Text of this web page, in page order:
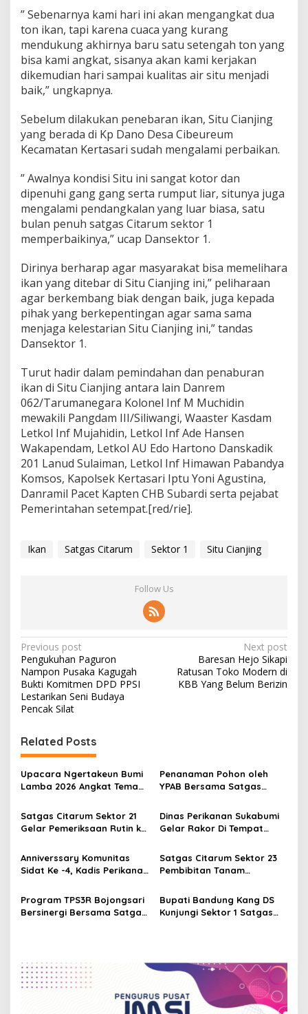
” Sebenarnya kami hari ini akan mengangkat dua
ton ikan, tapi karena cuaca yang kurang
mendukung akhirnya baru satu setengah ton yang
bisa kami angkat, sisanya akan kami kerjakan
dikemudian hari sampai kualitas air situ menjadi
baik,” ungkapnya.
Sebelum dilakukan penebaran ikan, Situ Cianjing
yang berada di Kp Dano Desa Cibeureum
Kecamatan Kertasari sudah mengalami perbaikan.
” Awalnya kondisi Situ ini sangat kotor dan
dipenuhi gang gang serta rumput liar, situnya juga
mengalami pendangkalan yang luar biasa, satu
bulan penuh satgas Citarum sektor 1
memperbaikinya,” ucap Dansektor 1.
Dirinya berharap agar masyarakat bisa memelihara
ikan yang ditebar di Situ Cianjing ini,” peliharaan
agar berkembang biak dengan baik, juga kepada
pihak yang berkepentingan agar sama sama
menjaga kelestarian Situ Cianjing ini,” tandas
Dansektor 1.
Turut hadir dalam pemindahan dan penaburan
ikan di Situ Cianjing antara lain Danrem
062/Tarumanegara Kolonel Inf M Muchidin
mewakili Pangdam III/Siliwangi, Waaster Kasdam
Letkol Inf Mujahidin, Letkol Inf Ade Hansen
Wakapendam, Letkol AU Edo Hartono Danskadik
201 Lanud Sulaiman, Letkol Inf Himawan Pabandya
Komsos, Kapolsek Kertasari Iptu Yoni Agustina,
Danramil Pacet Kapten CHB Subardi serta pejabat
Pemerintahan setempat.[red/rie].
Ikan Satgas Citarum Sektor 1 Situ Cianjing
Follow Us
P
o
s
t
a
v
i
a
i
n
Previous post
Pengukuhan Paguron
Nampon Pusaka Kagugah
Bukti Komitmen DPD PPSI
Lestarikan Seni Budaya
Pencak Silat
Next post
Baresan Hejo Sikapi
Ratusan Toko Modern di
KBB Yang Belum Berizin
Related Posts
Upacara Ngertakeun Bumi
Lamba 2026 Angkat Tema
Syukur dan Harmoni Lintas
Budaya
Penanaman Pohon oleh
YPAB Bersama Satgas
Badega Kab Bandung
Satgas Citarum Sektor 21
Gelar Pemeriksaan Rutin ke
Dinas Perikanan Sukabumi
Gelar Rakor Di Tempat
Anniverssary Komunitas
Sidat Ke -4, Kadis Perikanan
Elver
Satgas Citarum Sektor 23
Pembibitan Tanam
Kellybright & Red Giant
Program TPS3R Bojongsari
Bersinergi Bersama Satgas
Bupati Bandung Kang DS
Kunjungi Sektor 1 Satgas